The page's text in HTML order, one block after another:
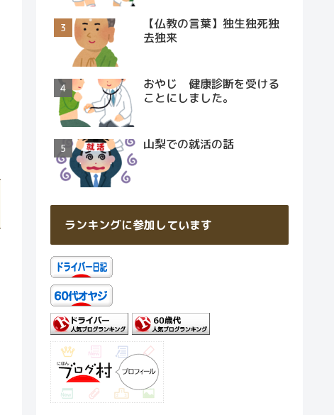
【仏教の言葉】独生独死独
去独来
おやじ 健康診断を受ける
ことにしました。
山梨での就活の話
ランキングに参加しています